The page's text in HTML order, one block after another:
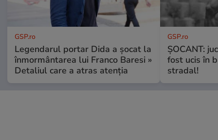
GSP.ro
Legendarul portar Dida a șocat la
înmormântarea lui Franco Baresi »
Detaliul care a atras atenția
GSP.ro
ȘOCANT:
fost ucis în
stradal!